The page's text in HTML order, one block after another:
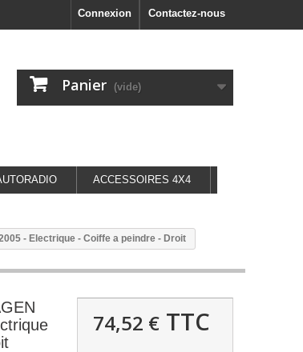
Contactez-nous
Connexion
Panier (vide)
ACCESSOIRES 4X4
- Electrique - Coiffe a peindre - Droit
74,52 €TTC